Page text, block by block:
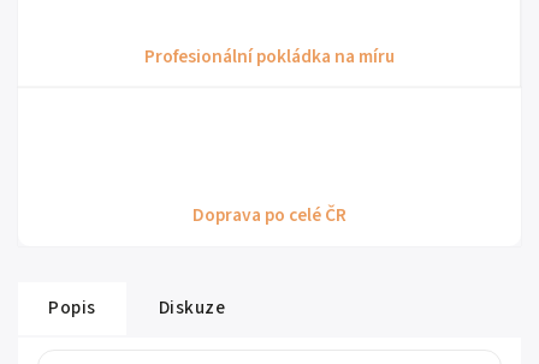
Profesionální pokládka na míru
Doprava po celé ČR
Popis Diskuze